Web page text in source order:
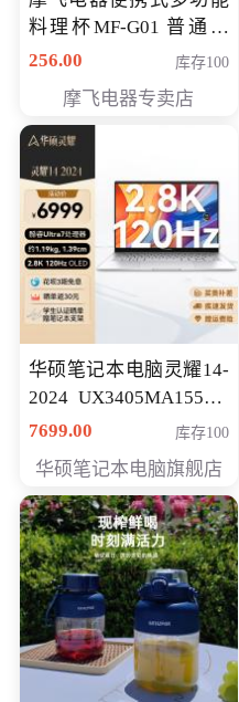
料理杯MF-G01 普通会
员专享价格118元
256.00 库存100
摩飞电器专卖店
华硕笔记本电脑灵耀14-
2024 UX3405MA155夜
空蓝 oled 智慧轻薄本 会
7699.00 库存100
华硕笔记本电脑旗舰店